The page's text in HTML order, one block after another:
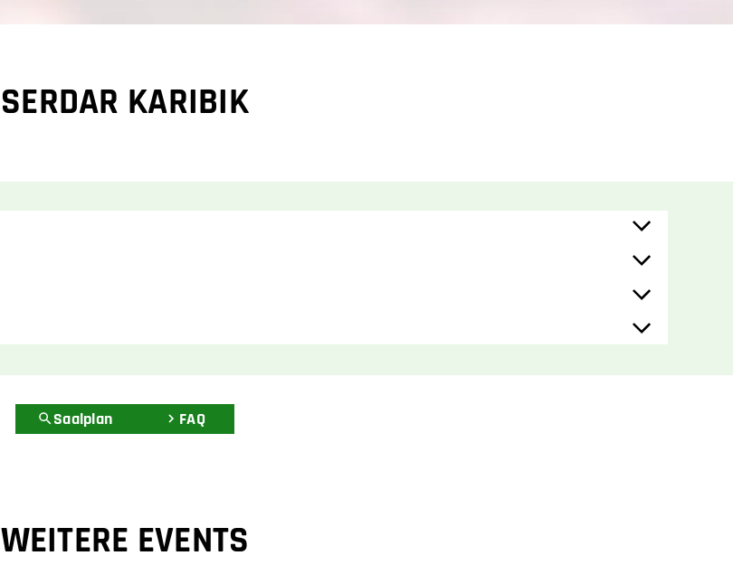
SERDAR KARIBIK
Saalplan FAQ
WEITERE EVENTS